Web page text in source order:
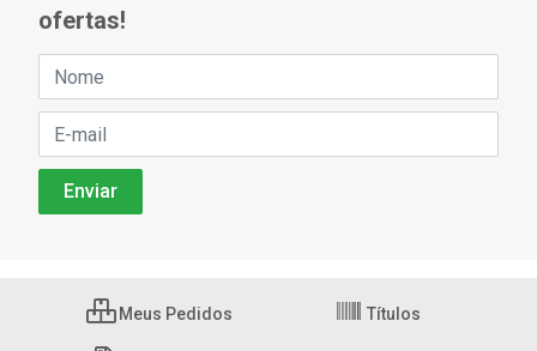
ofertas!
Meus Pedidos Títulos